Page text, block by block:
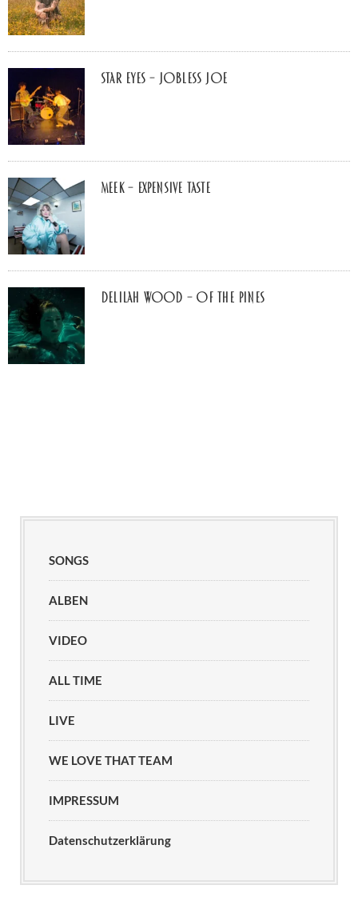
Star Eyes – Jobless Joe
MEEK – Expensive Taste
Delilah Wood – of the pines
SONGS
ALBEN
VIDEO
ALL TIME
LIVE
WE LOVE THAT TEAM
IMPRESSUM
Datenschutzerklärung